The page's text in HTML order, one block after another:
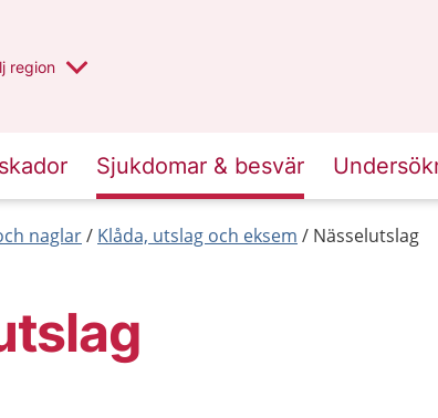
har valt region
en annan
region
Sjukdomar & besvär
naglar Klåda, utslag och eksem Nässelutslag